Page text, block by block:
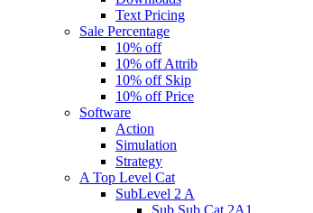
Text Pricing
Sale Percentage
10% off
10% off Attrib
10% off Skip
10% off Price
Software
Action
Simulation
Strategy
A Top Level Cat
SubLevel 2 A
Sub Sub Cat 2A1